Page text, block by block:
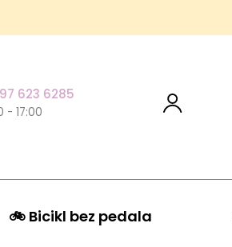
623 6285
- 17:00
🚲 Bicikl bez pedala